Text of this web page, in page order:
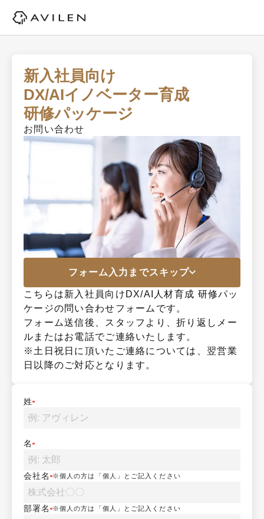
新入社員向け
DX/AIイノベーター育成
研修パッケージ
お問い合わせ
フォーム入力までスキップ
こちらは新入社員向けDX/AI人材育成 研修パッ
ケージの問い合わせフォームです。
フォーム送信後、スタッフより、折り返しメー
ルまたはお電話でご連絡いたします。
※土日祝日に頂いたご連絡については、翌営業
日以降のご対応となります。
姓
名
会社名 ※個人の方は「個人」とご記入ください
部署名 ※個人の方は「個人」とご記入ください